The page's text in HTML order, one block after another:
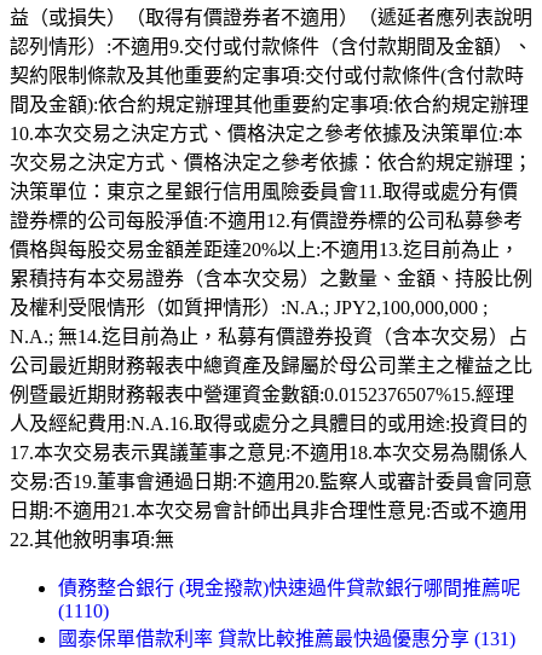
益（或損失）（取得有價證券者不適用）（遞延者應列表說明
認列情形）:不適用9.交付或付款條件（含付款期間及金額）、
契約限制條款及其他重要約定事項:交付或付款條件(含付款時
間及金額):依合約規定辦理其他重要約定事項:依合約規定辦理
10.本次交易之決定方式、價格決定之參考依據及決策單位:本
次交易之決定方式、價格決定之參考依據：依合約規定辦理；
決策單位：東京之星銀行信用風險委員會11.取得或處分有價
證券標的公司每股淨值:不適用12.有價證券標的公司私募參考
價格與每股交易金額差距達20%以上:不適用13.迄目前為止，
累積持有本交易證券（含本次交易）之數量、金額、持股比例
及權利受限情形（如質押情形）:N.A.; JPY2,100,000,000 ;
N.A.; 無14.迄目前為止，私募有價證券投資（含本次交易）占
公司最近期財務報表中總資產及歸屬於母公司業主之權益之比
例暨最近期財務報表中營運資金數額:0.0152376507%15.經理
人及經紀費用:N.A.16.取得或處分之具體目的或用途:投資目的
17.本次交易表示異議董事之意見:不適用18.本次交易為關係人
交易:否19.董事會通過日期:不適用20.監察人或審計委員會同意
日期:不適用21.本次交易會計師出具非合理性意見:否或不適用
22.其他敘明事項:無
債務整合銀行 (現金撥款)快速過件貸款銀行哪間推薦呢
(1110)
國泰保單借款利率 貸款比較推薦最快過優惠分享 (131)